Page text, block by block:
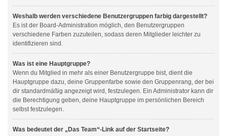
Weshalb werden verschiedene Benutzergruppen farbig dargestellt?
Es ist der Board-Administration möglich, den Benutzergruppen
verschiedene Farben zuzuteilen, sodass deren Mitglieder leichter zu
identifizieren sind.
Was ist eine Hauptgruppe?
Wenn du Mitglied in mehr als einer Benutzergruppe bist, dient die
Hauptgruppe dazu, deine Gruppenfarbe sowie den Gruppenrang, der bei
dir standardmäßig angezeigt wird, festzulegen. Ein Administrator kann dir
die Berechtigung geben, deine Hauptgruppe im persönlichen Bereich
selbst festzulegen.
Was bedeutet der „Das Team“-Link auf der Startseite?